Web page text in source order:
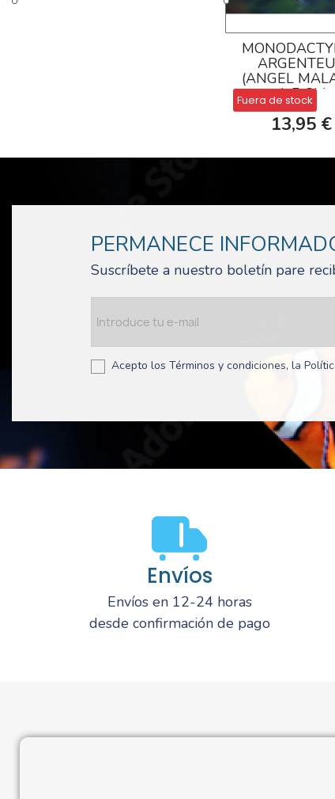
(ANGEL
4-5 CM
Fuera de stock
13,95 €
PERMANECE
Suscríbete a nuestro boletín pare
Acepto los Términos y condiciones, la
Envíos
Envíos en 12-24 horas
desde confirmación de pago